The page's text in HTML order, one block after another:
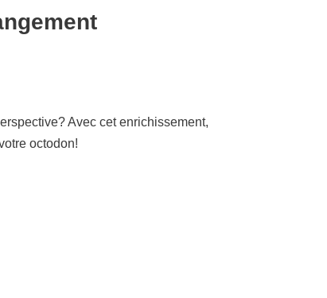
Avec cet enrichissement,
octodon!